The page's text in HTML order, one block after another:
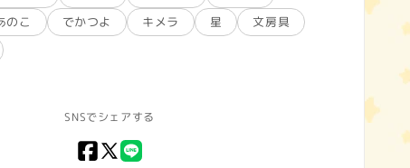
のこ でかつよ キメラ 星
文房具
SNSでシェアする
Facebook
X